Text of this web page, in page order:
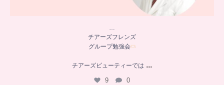
…
チアーズフレンズ
グループ勉強会
チアーズビューティーでは ...
9 0